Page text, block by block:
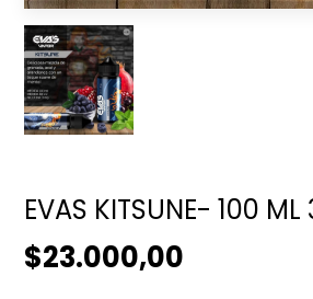
EVAS KITSUNE- 100 ML
$23.000,00